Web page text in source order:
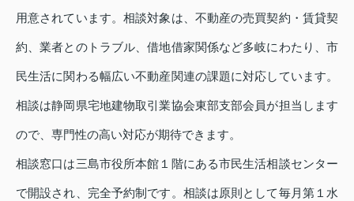
用意されています。相談対象は、不動産の売買契約・賃貸契
約、業者とのトラブル、借地借家関係など多岐にわたり、市
民生活に関わる幅広い不動産関連の課題に対応しています。
相談は静岡県宅地建物取引業協会東部支部会員が担当します
ので、専門性の高い対応が期待できます。
相談窓口は三島市役所本館１階にある市民生活相談センター
で開設され、完全予約制です。相談は原則として毎月第１水